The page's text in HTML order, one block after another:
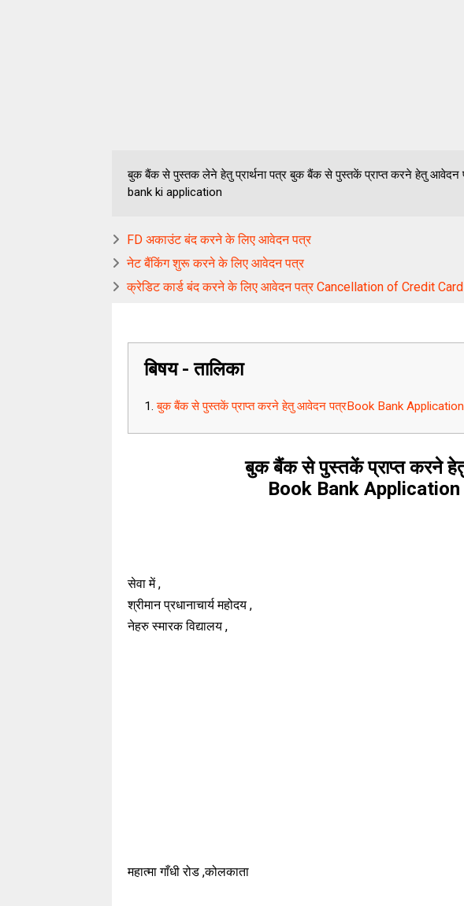
बुक बैंक से पुस्तक लेने हेतु प्रार्थना पत्र बुक बैंक से पुस्तकें प्राप्त करने हेतु
bank ki application
FD अकाउंट बंद करने के लिए आवेदन पत्र
नेट बैंकिंग शुरू करने के लिए आवेदन पत्र
क्रेडिट कार्ड बंद करने के लिए आवेदन पत्र Cancellation of Credit Card
बिषय - तालिका
बुक बैंक से पुस्तकें प्राप्त करने हेतु आवेदन पत्रBook Bank
बुक बैंक से पुस्तकें प्राप्त करने
Book Bank
सेवा में ,
श्रीमान प्रधानाचार्य महोदय ,
नेहरु स्मारक विद्यालय ,
महात्मा गाँधी रोड ,कोलकाता